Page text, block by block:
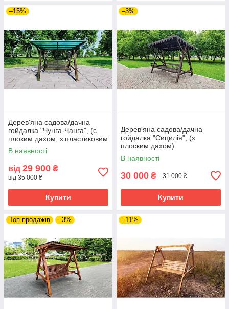
–15%
Дерев'яна садова/дачна
гойдалка "Чунга-Чанга", (с
плоким дахом, з пластиковим
шифером) - колір горіх
В наявності
від 29 900 ₴
від 35 000 ₴
Купити
–3%
Дерев'яна садова/дачна
гойдалка "Сицилія", (з
плоским дахом)
В наявності
30 000 ₴ 31 000 ₴
Купити
Топ продажів –3% –11%